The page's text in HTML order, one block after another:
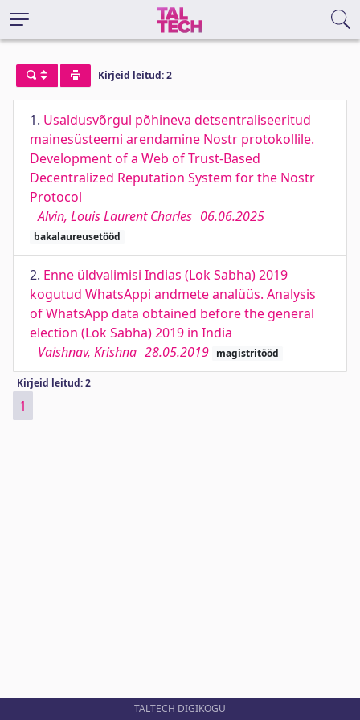
Kirjeid leitud: 2
1. Usaldusvõrgul põhineva detsentraliseeritud
mainesüsteemi arendamine Nostr protokollile.
Development of a Web of Trust-Based
Decentralized Reputation System for the Nostr
Protocol
Alvin, Louis Laurent Charles 06.06.2025
bakalaureusetööd
2. Enne üldvalimisi Indias (Lok Sabha) 2019
kogutud WhatsAppi andmete analüüs. Analysis
of WhatsApp data obtained before the general
election (Lok Sabha) 2019 in India
Vaishnav, Krishna 28.05.2019 magistritööd
Kirjeid leitud: 2
1
TALTECH DIGIKOGU